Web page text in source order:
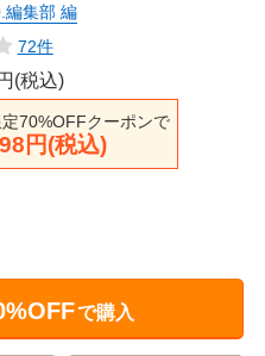
編集部 編
72件
(税込)
70%OFFクーポンで
円(税込)
で購入